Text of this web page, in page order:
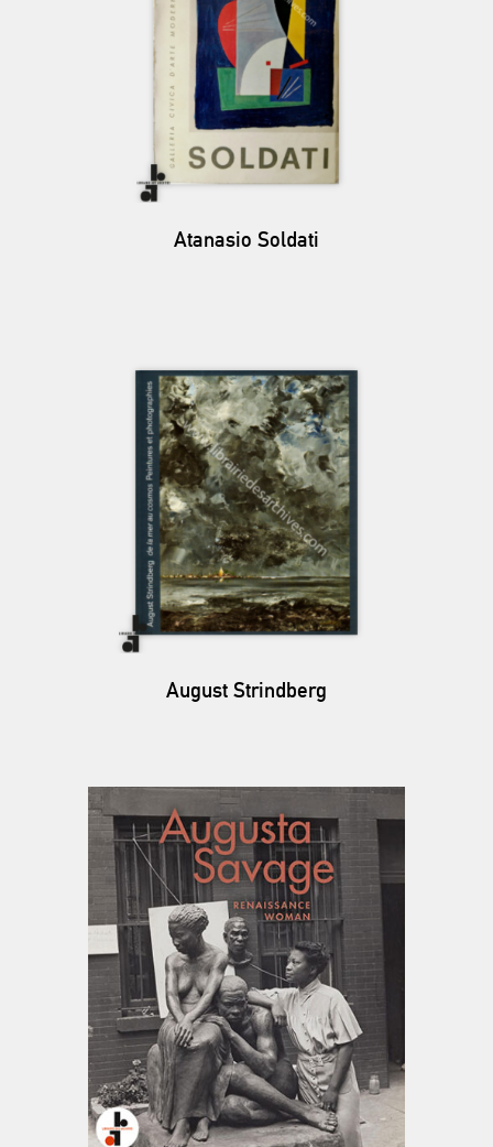
Atanasio Soldati
August Strindberg